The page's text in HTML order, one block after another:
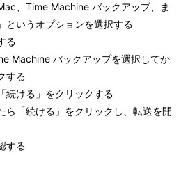
、Time Machine バックアップ、ま
というオプションを選択する
る
Machine バックアップを選択してか
する
続ける」をクリックする
ら「続ける」をクリックし、転送を開
する